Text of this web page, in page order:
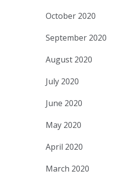
October 2020
September 2020
August 2020
July 2020
June 2020
May 2020
April 2020
March 2020